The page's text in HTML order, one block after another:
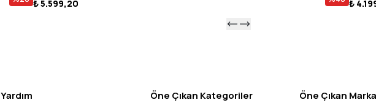
₺ 5.599,20 ₺
Yardım Öne Çıkan Kategoriler Öne Çıkan